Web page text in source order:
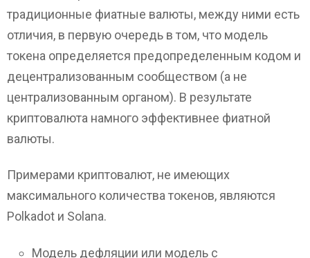
традиционные фиатные валюты, между ними есть
отличия, в первую очередь в том, что модель
токена определяется предопределенным кодом и
децентрализованным сообществом (а не
централизованным органом). В результате
криптовалюта намного эффективнее фиатной
валюты.
Примерами криптовалют, не имеющих
максимального количества токенов, являются
Polkadot и Solana.
Модель дефляции или модель с